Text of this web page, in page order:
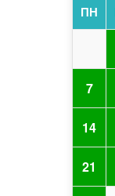
ПН
7
14
21